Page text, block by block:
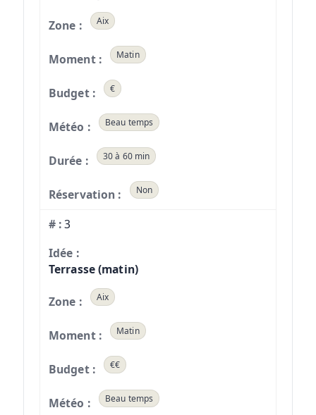
Aix
Matin
€
Beau temps
30 à 60 min
Non
3
Terrasse (matin)
Aix
Matin
€€
Beau temps